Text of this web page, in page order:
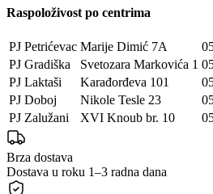
Raspoloživost po centrima
PJ Petrićevac Marije Dimić 7A
PJ Gradiška
Svetozara Markovića 1
PJ Laktaši
Karađorđeva 101
PJ Doboj
Nikole Tesle 23
PJ Zalužani
XVI Knoub br. 10
Brza dostava
Dostava u roku 1–3 radna dana